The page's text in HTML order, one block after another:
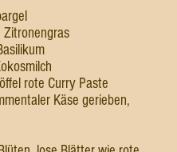
Zitronengras
rote Curry Paste
Käse gerieben,